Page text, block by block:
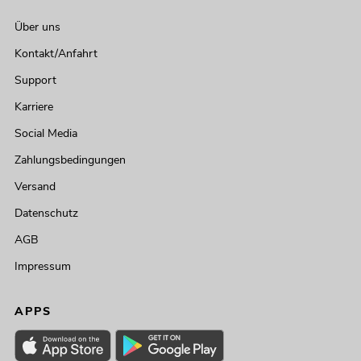
Über uns
Kontakt/Anfahrt
Support
Karriere
Social Media
Zahlungsbedingungen
Versand
Datenschutz
AGB
Impressum
APPS